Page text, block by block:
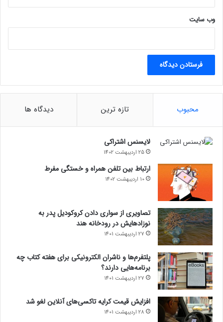
وب‌ سایت
محبوب تازه ترین دیدگاه ها
لایسنس اشتراکی
25 اردیبهشت 1402
ارتباط بین تلفن همراه و خستگی مفرط
10 اردیبهشت 1402
تصاویری از سواری دادن کروکودیل پدر به
نوزادهایش در رودخانه هند
27 اردیبهشت 1401
پلتفرم‌ها و ناشران الکترونیکی برای هفته کتاب چه
برنامه‌هایی دارند؟
27 اردیبهشت 1401
افزایش قیمت کرایه تاکسی‌های آنلاین لغو شد
28 اردیبهشت 1401